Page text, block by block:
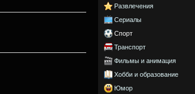
Развлечения
Сериалы
Спорт
Транспорт
Фильмы и анимация
Хобби и образование
Юмор